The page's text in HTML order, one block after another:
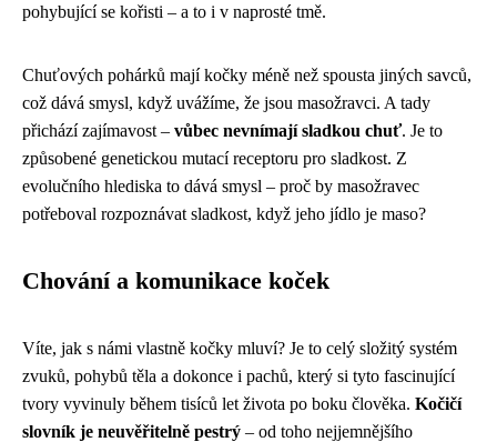
pohybující se kořisti – a to i v naprosté tmě.
Chuťových pohárků mají kočky méně než spousta jiných savců,
což dává smysl, když uvážíme, že jsou masožravci. A tady
přichází zajímavost – vůbec nevnímají sladkou chuť. Je to
způsobené genetickou mutací receptoru pro sladkost. Z
evolučního hlediska to dává smysl – proč by masožravec
potřeboval rozpoznávat sladkost, když jeho jídlo je maso?
Chování a komunikace koček
Víte, jak s námi vlastně kočky mluví? Je to celý složitý systém
zvuků, pohybů těla a dokonce i pachů, který si tyto fascinující
tvory vyvinuly během tisíců let života po boku člověka. Kočičí
slovník je neuvěřitelně pestrý – od toho nejjemnějšího